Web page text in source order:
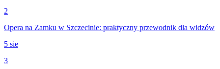
2
Opera na Zamku w Szczecinie: praktyczny przewodnik dla widzów
5 sie
3